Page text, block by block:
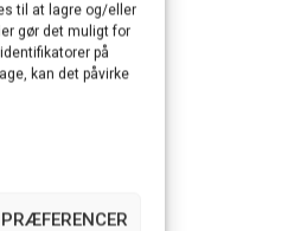
til at lagre og/eller
gør det muligt for
på
kan det påvirke
DHP40